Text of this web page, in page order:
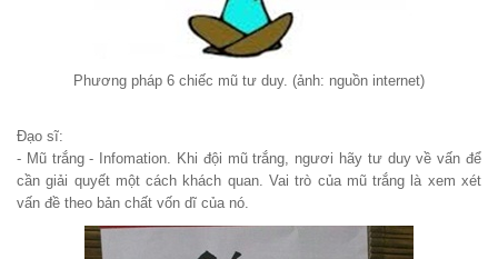
Phương pháp 6 chiếc mũ tư duy. (ảnh: nguồn internet)
Đạo sĩ:
- Mũ trắng - Infomation. Khi đội mũ trắng, ngươi hãy tư duy về vấn để
cần giải quyết một cách khách quan. Vai trò của mũ trắng là xem xét
vấn đề theo bản chất vốn dĩ của nó.